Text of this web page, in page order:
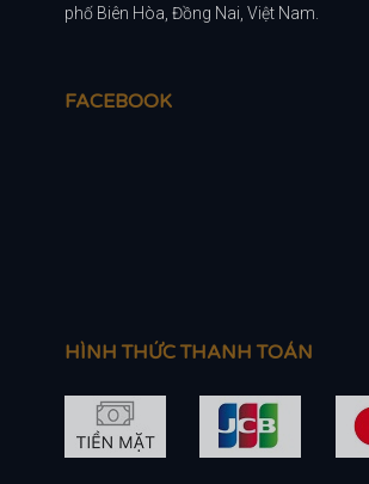
phố Biên Hòa, Đồng Nai, Việt Nam.
FACEBOOK
HÌNH THỨC THANH TOÁN